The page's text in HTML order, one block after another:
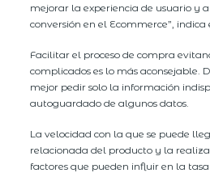
mejorar la experiencia de usuario y
conversión en el Ecommerce”, indica
Facilitar el proceso de compra
complicados es lo más aconsejable.
mejor pedir solo la información
autoguardado de algunos datos.
La velocidad con la que se puede
relacionada del producto y la
factores que pueden influir en la